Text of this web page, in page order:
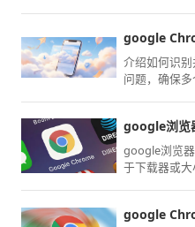
动搜索的极
google
介绍如何识
问题，确保多
google浏览
于下载器或
输。
google